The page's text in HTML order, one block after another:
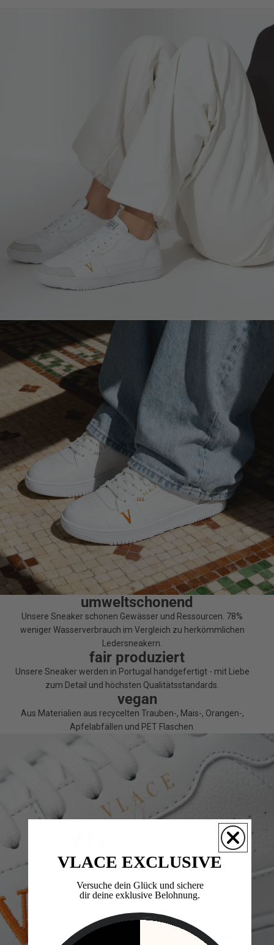
umweltschonend
Unsere Sneaker schonen Gewässer und Ressourcen. 78%
weniger Wasserverbrauch im Vergleich zu herkömmlichen
Ledersneakern.
fair produziert
Unsere Sneaker werden in Portugal handgefertigt - mit Liebe
zum Detail und höchsten Qualitätsstandards.
vegan
Aus Materialien aus recycelten Trauben-, Mais-, Orangen-,
Apfelabfällen und PET Flaschen.
VLACE EXCLUSIVE
Versuche dein Glück und sichere
dir deine exklusive Belohnung.​